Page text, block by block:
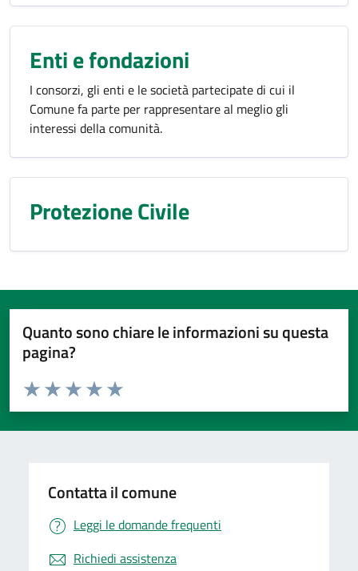
Enti e fondazioni
I consorzi, gli enti e le società partecipate di cui il
Comune fa parte per rappresentare al meglio gli
interessi della comunità.
Protezione Civile
Quanto sono chiare le informazioni su questa
pagina?
Valuta da 1 a 5 stelle la pagina
Valuta 5 stelle su 5
Valuta 4 stelle su 5
Valuta 3 stelle su 5
Valuta 2 stelle su 5
Valuta 1 stelle su 5
Contatta il comune
Leggi le domande frequenti
Richiedi assistenza